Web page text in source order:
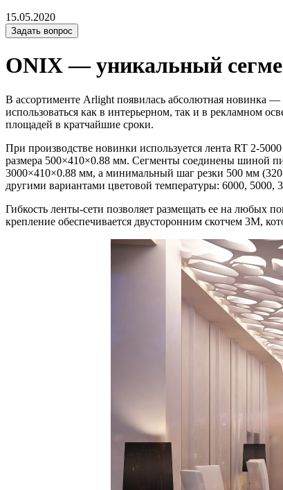
15.05.2020
Задать вопрос
ONIX — уникальный
В ассортименте Arlight появилась абсолютная новинка —
использоваться как в интерьерном, так и в рекламном
площадей в кратчайшие сроки.
При производстве новинки используется лента RT 2-
размера 500×410×0.88 мм. Сегменты соединены шиной
3000×410×0.88 мм, а минимальный шаг резки 500 мм
другими вариантами цветовой температуры: 6000, 5000,
Гибкость ленты-сети позволяет размещать ее на любых
крепление обеспечивается двусторонним скотчем 3М,